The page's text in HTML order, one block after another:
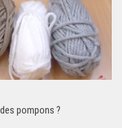
pompons ?